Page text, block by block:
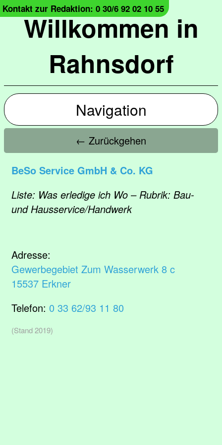
Willkommen in
Rahnsdorf
Kontakt zur Redaktion: 0 30/6 92 02 10 55
Navigation
← Zurückgehen
BeSo Service GmbH & Co. KG
Liste: Was erledige ich Wo – Rubrik: Bau-
und Hausservice/Handwerk
Adresse:
Gewerbegebiet Zum Wasserwerk 8 c
15537 Erkner
Telefon: 0 33 62/93 11 80
(Stand 2019)